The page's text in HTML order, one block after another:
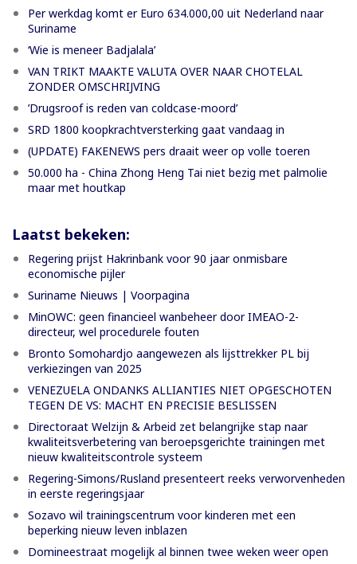
Per werkdag komt er Euro 634.000,00 uit Nederland naar
Suriname
‘Wie is meneer Badjalala’
VAN TRIKT MAAKTE VALUTA OVER NAAR CHOTELAL
ZONDER OMSCHRIJVING
’Drugsroof is reden van coldcase-moord’
SRD 1800 koopkrachtversterking gaat vandaag in
(UPDATE) FAKENEWS pers draait weer op volle toeren
50.000 ha - China Zhong Heng Tai niet bezig met palmolie
maar met houtkap
Laatst bekeken:
Regering prijst Hakrinbank voor 90 jaar onmisbare
economische pijler
Suriname Nieuws | Voorpagina
MinOWC: geen financieel wanbeheer door IMEAO-2-
directeur, wel procedurele fouten
Bronto Somohardjo aangewezen als lijsttrekker PL bij
verkiezingen van 2025
VENEZUELA ONDANKS ALLIANTIES NIET OPGESCHOTEN
TEGEN DE VS: MACHT EN PRECISIE BESLISSEN
Directoraat Welzijn & Arbeid zet belangrijke stap naar
kwaliteitsverbetering van beroepsgerichte trainingen met
nieuw kwaliteitscontrole systeem
Regering-Simons/Rusland presenteert reeks verworvenheden
in eerste regeringsjaar
Sozavo wil trainingscentrum voor kinderen met een
beperking nieuw leven inblazen
Domineestraat mogelijk al binnen twee weken weer open